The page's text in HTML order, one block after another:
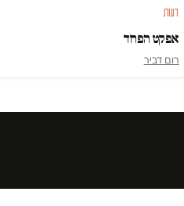
דעות
אפקט הפחד
רום דביר